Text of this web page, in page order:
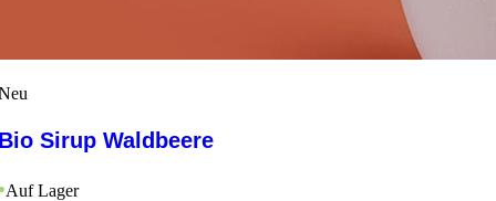
Sirup Waldbeere
Auf Lager